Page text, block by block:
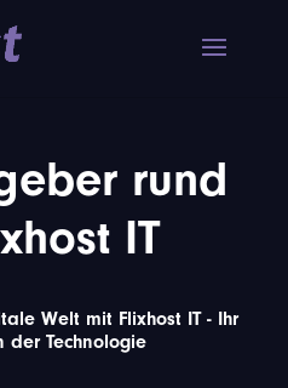
rund
IT
Welt mit Flixhost IT - Ihr
der Technologie